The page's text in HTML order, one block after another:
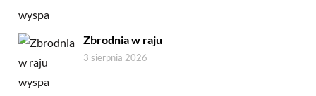
Zbrodnia w raju
3 sierpnia 2026